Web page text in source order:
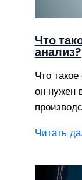
Что
анализ?
Что
он нужен
Читать